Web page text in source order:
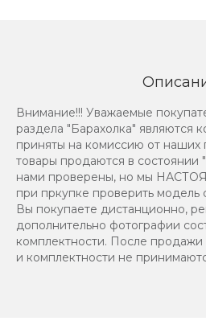
Внимание!!! Уважаемые
раздела "Барахолка" являются
приняты на комиссию от наших
товары продаются в состоянии
нами проверены, но мы
при пркупке проверить модель
Вы покупаете дистанционно,
дополнительно фотографии
комплектности. После продажи
и комплектности не